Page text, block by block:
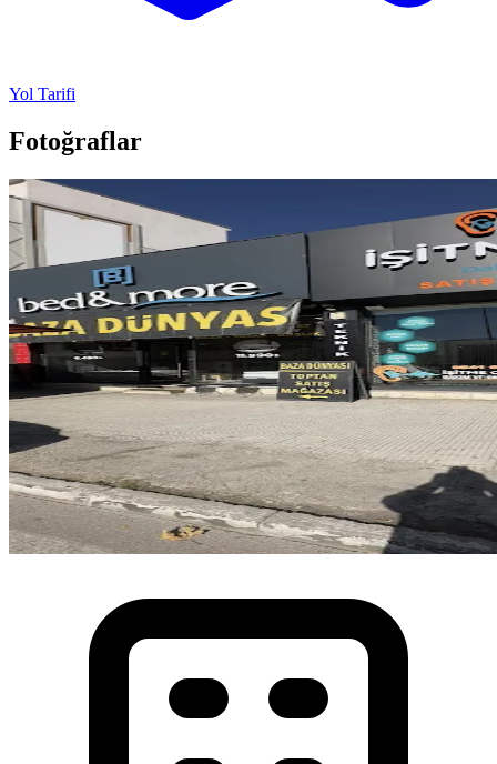
Yol Tarifi
Fotoğraflar